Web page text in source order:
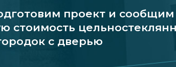
проект и сообщим
стоимость
с дверью